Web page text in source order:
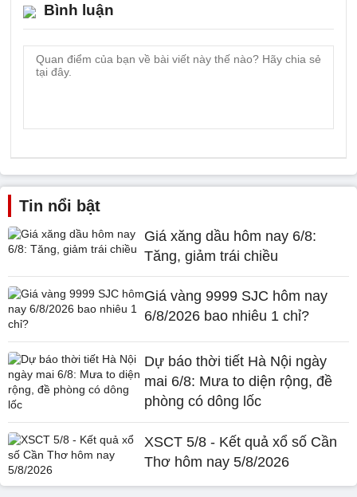
Bình luận
Tin nổi bật
Giá xăng dầu hôm nay 6/8:
Tăng, giảm trái chiều
Giá vàng 9999 SJC hôm nay
6/8/2026 bao nhiêu 1 chỉ?
Dự báo thời tiết Hà Nội ngày
mai 6/8: Mưa to diện rộng, đề
phòng có dông lốc
XSCT 5/8 - Kết quả xổ số Cần
Thơ hôm nay 5/8/2026